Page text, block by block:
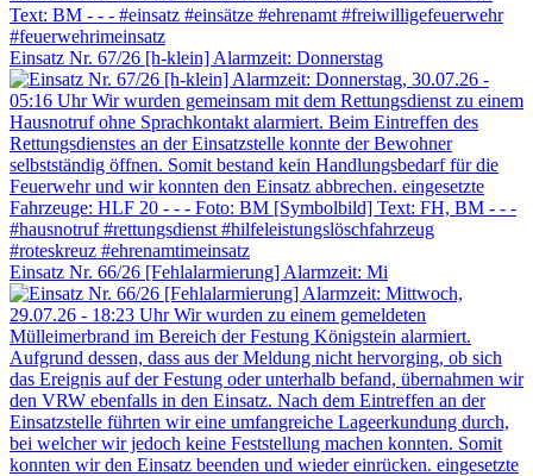
Einsatz Nr. 67/26 [h-klein] Alarmzeit: Donnerstag
Einsatz Nr. 66/26 [Fehlalarmierung] Alarmzeit: Mi